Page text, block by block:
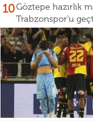
10Göztepe hazırlık
Trabzonspor'u